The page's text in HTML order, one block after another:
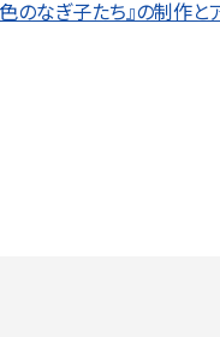
のなぎ子たち』の制作